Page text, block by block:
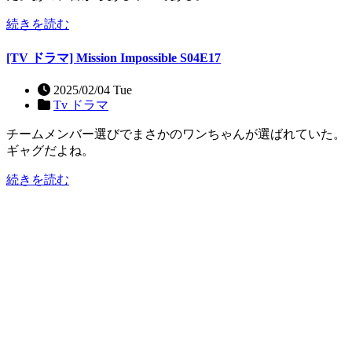
続きを読む
[TV ドラマ] Mission Impossible S04E17
2025/02/04 Tue
Tv ドラマ
チームメンバー選びでまさかのワンちゃんが選ばれていた。
ギャグだよね。
続きを読む